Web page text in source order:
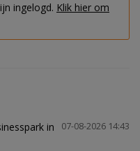
ingelogd. Klik hier om
07-08-2026 14:43
in